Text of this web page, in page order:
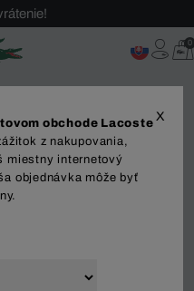
0
X
obchode Lacoste
z nakupovania,
miestny internetový
objednávka môže byť